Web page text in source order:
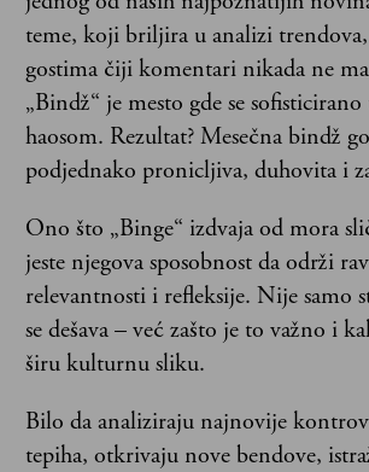
teme, koji briljira u analizi
gostima čiji komentari nikada ne
„Bindž“ je mesto gde se
haosom. Rezultat? Mesečna bindž
podjednako pronicljiva, duhovita i
Ono što „Binge“ izdvaja od mora
jeste njegova sposobnost da održi
relevantnosti i refleksije. Nije samo
se dešava – već zašto je to važno i
širu kulturnu sliku.
Bilo da analiziraju najnovije
tepiha, otkrivaju nove bendove,